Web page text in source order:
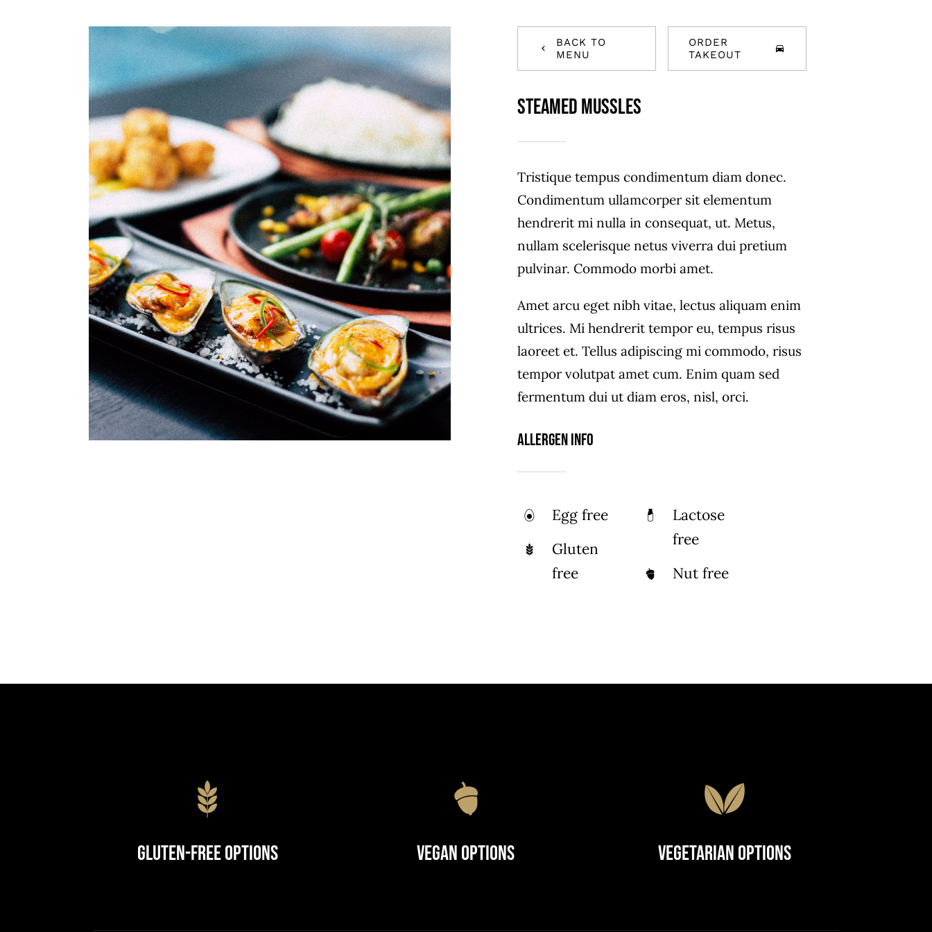
BACK TO
MENU
ORDER
TAKEOUT
Steamed Mussles
Tristique tempus condimentum diam donec.
Condimentum ullamcorper sit elementum
hendrerit mi nulla in consequat, ut. Metus,
nullam scelerisque netus viverra dui pretium
pulvinar. Commodo morbi amet.
Amet arcu eget nibh vitae, lectus aliquam enim
ultrices. Mi hendrerit tempor eu, tempus risus
laoreet et. Tellus adipiscing mi commodo, risus
tempor volutpat amet cum. Enim quam sed
fermentum dui ut diam eros, nisl, orci.
Allergen Info
Egg free
Gluten
free
Lactose
free
Nut free
Gluten-Free Options Vegan Options Vegetarian Options